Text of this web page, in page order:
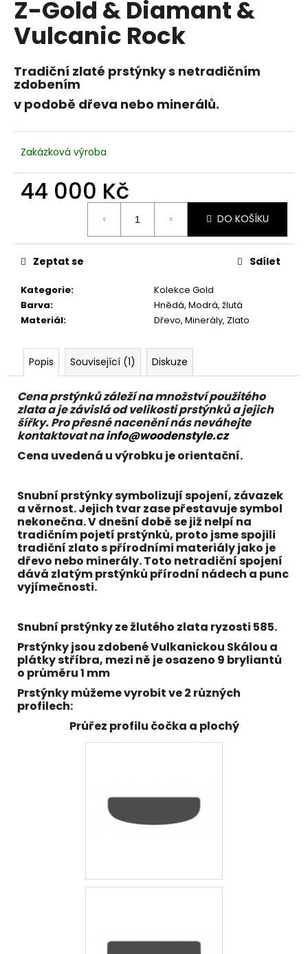
Z-Gold & Diamant &
Vulcanic Rock
Tradiční zlaté prstýnky s netradičním
zdobením
v podobě dřeva nebo minerálů.
Zakázková výroba
44 000 Kč
DO KOŠÍKU
Kategorie:
Kolekce Gold
Barva:
Hnědá, Modrá, žlutá
Materiál: Dřevo, Minerály, Zlato
Zeptat se Sdílet
Popis Související (1) Diskuze
Cena prstýnků záleží na množství použitého
zlata a je závislá od velikosti prstýnků a jejich
šířky. Pro přesné nacenění nás neváhejte
kontaktovat nainfo@woodenstyle.cz
Cena uvedená u výrobku je orientační.
Snubní prstýnky symbolizují spojení, závazek
a věrnost. Jejich tvar zase přestavuje symbol
nekonečna. V dnešní době se již nelpí na
tradičním pojetí prstýnků, proto jsme spojili
tradiční zlatos přírodními materiály jako je
dřevo nebo minerály. Toto netradiční spojení
dává zlatým prstýnků přírodní nádech a punc
vyjímečnosti.
Snubní prstýnky ze žlutého zlata ryzosti 585.
Prstýnky jsou zdobenéVulkanickou Skálou a
plátky stříbra, mezi ně je osazeno 9 bryliantů
o průměru 1 mm
Prstýnky můžeme vyrobit ve 2 různých
profilech:
Průřez profilu čočka a plochý
a
j
t
?
p
o
u
č
u
m